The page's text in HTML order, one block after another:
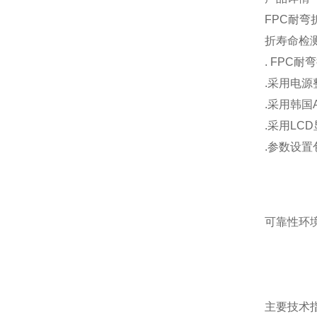
FPC耐弯
折寿命检
. FPC耐
.采用电源
.采用韩国
.采用LCD
.参数设置
可靠性环
主要技术